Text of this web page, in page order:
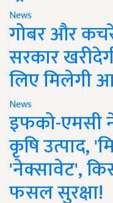
News
गोबर और
सरकार
लिए मिलेगी
News
इफको-एमसी
कृषि उत्पाद,
'नेक्सावेट',
फसल सुरक्षा!